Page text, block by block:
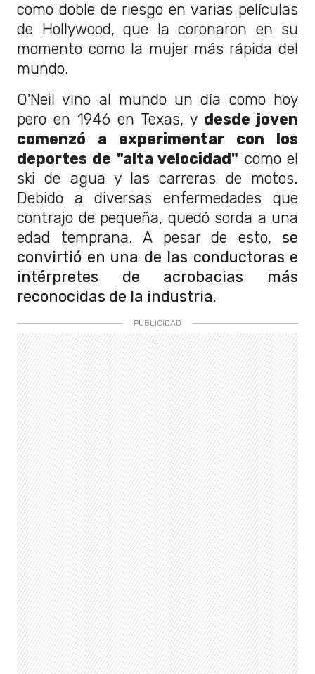
como doble de riesgo en varias películas
de Hollywood, que la coronaron en su
momento como la mujer más rápida del
mundo.
O'Neil vino al mundo un día como hoy
pero en 1946 en Texas, y desde joven
comenzó a experimentar con los
deportes de "alta velocidad" como el
ski de agua y las carreras de motos.
Debido a diversas enfermedades que
contrajo de pequeña, quedó sorda a una
edad temprana. A pesar de esto, se
convirtió en una de las conductoras e
intérpretes de acrobacias más
reconocidas de la industria.